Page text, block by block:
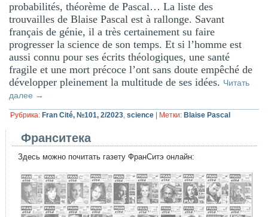
probabilités, théorème de Pascal… La liste des
trouvailles de Blaise Pascal est à rallonge. Savant
français de génie, il a très certainement su faire
progresser la science de son temps. Et si l’homme est
aussi connu pour ses écrits théologiques, une santé
fragile et une mort précoce l’ont sans doute empêché de
développer pleinement la multitude de ses idées. Читать
далее →
Рубрика: Fran Cité, №101, 2/2023,science Метки: Blaise Pascal
Франситека
Здесь можно почитать газету ФранСитэ онлайн: